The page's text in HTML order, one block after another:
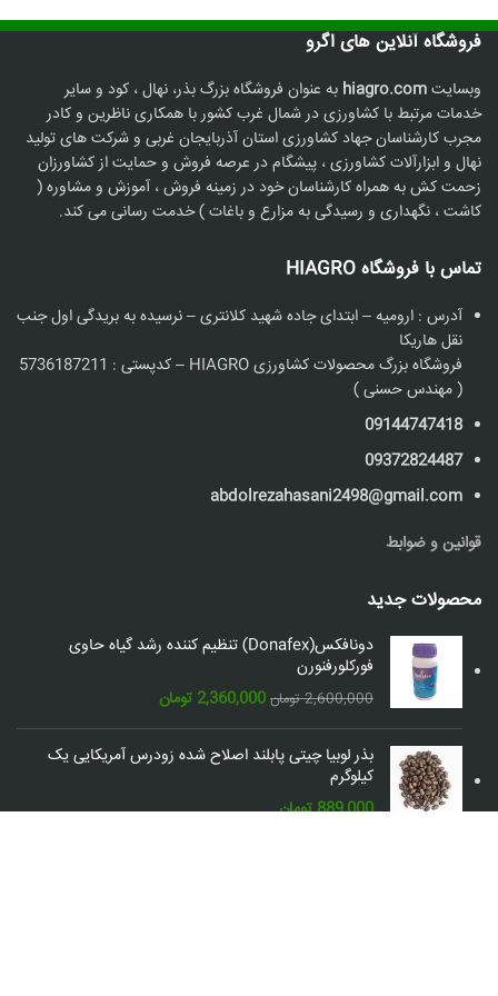
فروشگاه آنلاین های اگرو
وبسایتhiagro.com به عنوان فروشگاه بزرگ بذر، نهال ، کود و سایر
خدمات مرتبط با کشاورزی در شمال غرب کشور با همکاری ناظرین و کادر
مجرب کارشناسان جهاد کشاورزی استان آذربایجان غربی و شرکت های تولید
نهال و ابزارآلات کشاورزی ، پیشگام در عرصه فروش و حمایت از کشاورزان
زحمت کش به همراه کارشناسان خود در زمینه فروش ، آموزش و مشاوره (
کاشت ، نگهداری و رسیدگی به مزارع و باغات ) خدمت رسانی می کند.
تماس با فروشگاه HIAGRO
آدرس : ارومیه – ابتدای جاده شهید کلانتری – نرسیده به بریدگی اول جنب
نقل هاریکا
فروشگاه بزرگ محصولات کشاورزی HIAGRO – کدپستی : 5736187211
( مهندس حسنی )
09144747418
09372824487
abdolrezahasani2498@gmail.com
قوانین و ضوابط
محصولات جدید
دونافکس(Donafex) تنظیم کننده رشد گیاه حاوی
فورکلورفنورن
2,600,000 تومان قیمت
اصلی:
2,600,000 تومان
2,360,000 تومانقیمت
فعلی:
2,360,000 تومان.
بذر لوبیا چیتی پابلند اصلاح شده زودرس آمریکایی یک
کیلوگرم
889,000تومان